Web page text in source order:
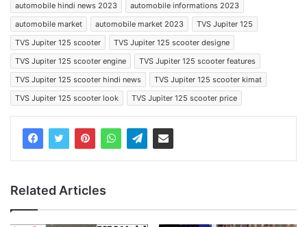
automobile hindi news 2023
automobile informations 2023
automobile market
automobile market 2023
TVS Jupiter 125
TVS Jupiter 125 scooter
TVS Jupiter 125 scooter designe
TVS Jupiter 125 scooter engine
TVS Jupiter 125 scooter features
TVS Jupiter 125 scooter hindi news
TVS Jupiter 125 scooter kimat
TVS Jupiter 125 scooter look
TVS Jupiter 125 scooter price
Related Articles